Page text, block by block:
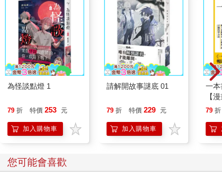
為怪談點燈 1
79 折 特價 253 元
加入購物車
請解開故事謎底 01
79 折 特價 229 元
加入購物車
一
【
行
「
學方
79 折
您可能會喜歡